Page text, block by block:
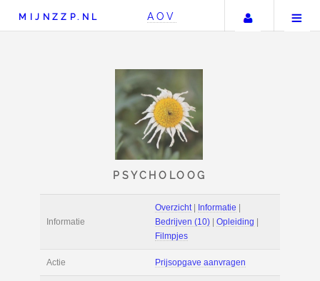
MIJNZZP.NL AOV Uw
PSYCHOLOOG